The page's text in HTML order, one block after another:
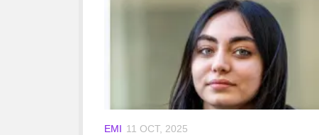
EMI 11 OCT, 2025